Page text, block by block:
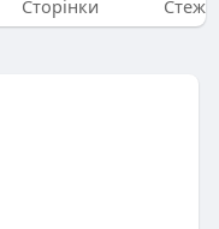
Сторінки Стежу